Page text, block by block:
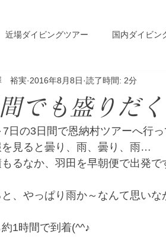
近場ダイビングツアー 国内ダイビン
ゴルフコンペ ダイビングライセン
体験ダイビング
でも盛りだ
裕実 2016年8月8日 読了時間: 2分
日の3日間で恩納村ツアーへ行っ
を見ると曇り、雨、曇り、雨…
るなか、羽田を早朝便で出発で
、やっぱり雨か～なんて思い
1時間で到着(^^♪